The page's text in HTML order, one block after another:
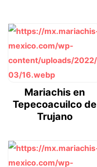
Mariachis en
Tepecoacuilco de
Trujano